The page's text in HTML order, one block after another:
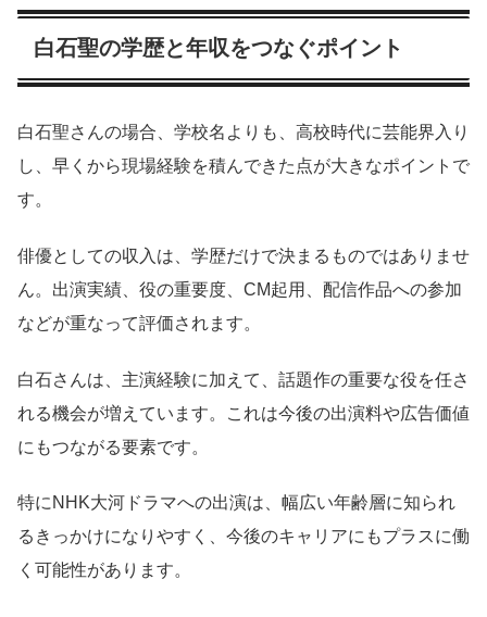
白石聖の学歴と年収をつなぐポイント
白石聖さんの場合、学校名よりも、高校時代に芸能界入り
し、早くから現場経験を積んできた点が大きなポイントで
す。
俳優としての収入は、学歴だけで決まるものではありませ
ん。出演実績、役の重要度、CM起用、配信作品への参加
などが重なって評価されます。
白石さんは、主演経験に加えて、話題作の重要な役を任さ
れる機会が増えています。これは今後の出演料や広告価値
にもつながる要素です。
特にNHK大河ドラマへの出演は、幅広い年齢層に知られ
るきっかけになりやすく、今後のキャリアにもプラスに働
く可能性があります。